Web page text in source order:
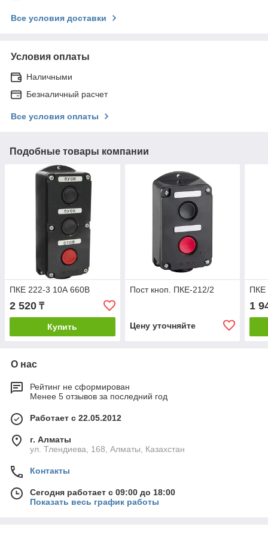
Все условия доставки
Условия оплаты
Наличными
Безналичный расчет
Все условия оплаты
Подобные товары компании
ПКЕ 222-3 10А 660В
2 520 ₸
Купить
Пост кноп. ПКЕ-212/2
Цену уточняйте
ПКЕ
1
О нас
Рейтинг не сформирован
Менее 5 отзывов за последний год
Работает с 22.05.2012
г. Алматы
ул. Тлендиева, 168, Алматы, Казахстан
Контакты
Сегодня работает с 09:00 до 18:00
Показать весь график работы